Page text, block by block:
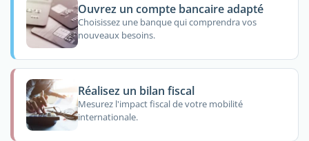
Ouvrez un compte bancaire adapté
Choisissez une banque qui comprendra vos
nouveaux besoins.
Réalisez un bilan fiscal
Mesurez l'impact fiscal de votre mobilité
internationale.